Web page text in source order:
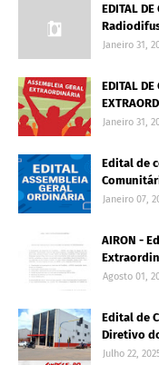
EDITAL
Janeiro 31,
EDITAL DE
Janeiro 31,
Edital de
Janeiro 07,
AIRON -
Agosto 01,
Edital de
Diretivo
Julho 22,